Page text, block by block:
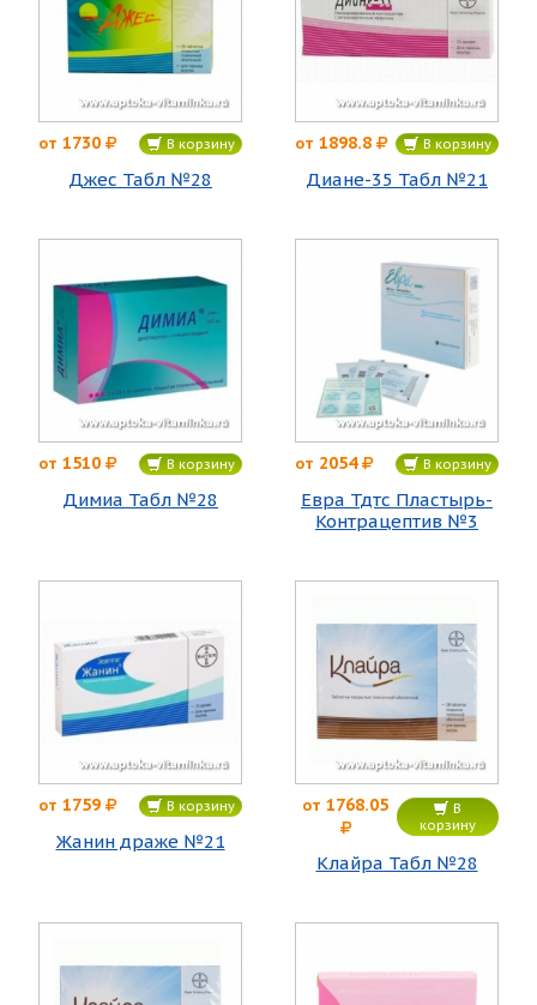
от 1730 В корзину
Джес Табл №28
от 1898.8 В корзину
Диане-35 Табл №21
от 1510 В корзину
Димиа Табл №28
от 2054 В корзину
Евра Тдтс Пластырь-
Контрацептив №3
от 1759 В корзину
Жанин драже №21
от 1768.05
В
корзину
Клайра Табл №28